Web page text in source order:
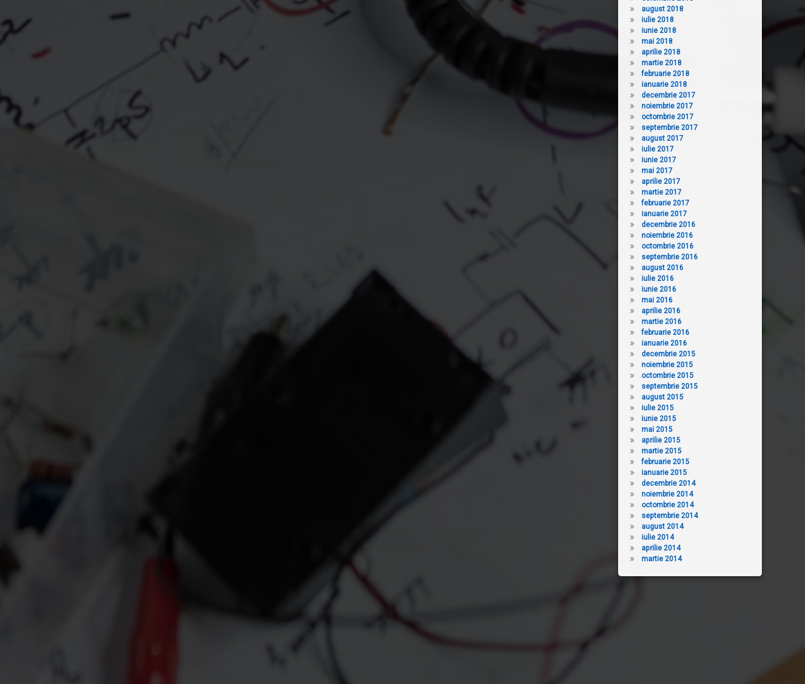
august 2018
iulie 2018
iunie 2018
mai 2018
aprilie 2018
martie 2018
februarie 2018
ianuarie 2018
decembrie 2017
noiembrie 2017
octombrie 2017
septembrie 2017
august 2017
iulie 2017
iunie 2017
mai 2017
aprilie 2017
martie 2017
februarie 2017
ianuarie 2017
decembrie 2016
noiembrie 2016
octombrie 2016
septembrie 2016
august 2016
iulie 2016
iunie 2016
mai 2016
aprilie 2016
martie 2016
februarie 2016
ianuarie 2016
decembrie 2015
noiembrie 2015
octombrie 2015
septembrie 2015
august 2015
iulie 2015
iunie 2015
mai 2015
aprilie 2015
martie 2015
februarie 2015
ianuarie 2015
decembrie 2014
noiembrie 2014
octombrie 2014
septembrie 2014
august 2014
iulie 2014
aprilie 2014
martie 2014